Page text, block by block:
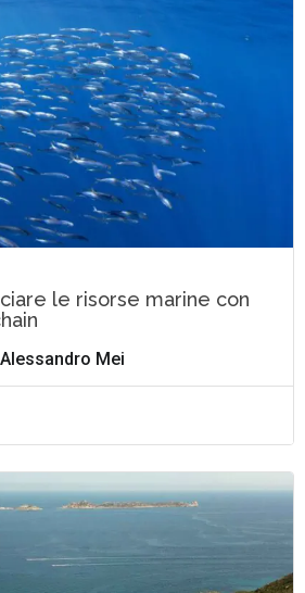
le risorse marine con
Alessandro Mei